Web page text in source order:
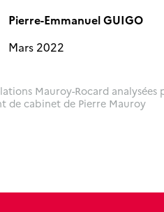
Pierre-Emmanuel GUIGO
Mars 2022
Mauroy-Rocard
de cabinet de Pierre Mauroy